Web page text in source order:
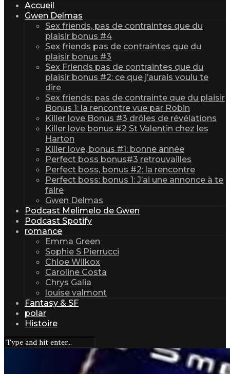
Accueil
Gwen Delmas
Sex friends, pas de contraintes que du
plaisir bonus #4
Sex friends pas de contraintes que du
plaisir bonus #3
Sex Friends pas de contraintes que du
plaisir bonus #2: ce que j’aurais voulu te
dire
Sex friends: pas de contrainte que du plaisir
Bonus 1: la rencontre vue par Robin
Killer love Bonus #3 drôles de révélations
Killer love bonus #2 St Valentin chez les
Harton
Killer love, bonus #1: bonne année
Perfect boss bonus#3 retrouvailles
Perfect boss, bonus #2: la rencontre
Perfect boss: bonus 1: J’ai une annonce à te
faire
Gwen Delmas
Podcast Melimelo de Gwen
Podcast Spotify
romance
Emma Green
Sophie S Pierrucci
Chloe Wilkox
Caroline Costa
Chrys Galia
louise valmont
Fantasy & SF
polar
Histoire